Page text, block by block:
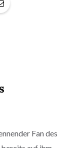
Fan des